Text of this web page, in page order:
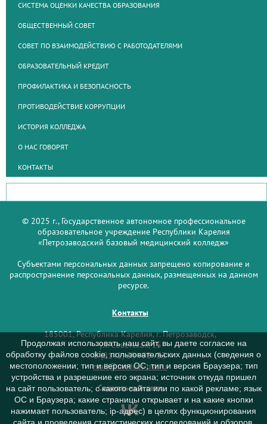
СИСТЕМА ОЦЕНКИ КАЧЕСТВА ОБРАЗОВАНИЯ
ОБЩЕСТВЕННЫЙ СОВЕТ
СОВЕТ ПО ВЗАИМОДЕЙСТВИЮ С РАБОТОДАТЕЛЯМИ
ОБРАЗОВАТЕЛЬНЫЙ КРЕДИТ
ПРОФИЛАКТИКА И БЕЗОПАСНОСТЬ
ПРОТИВОДЕЙСТВИЕ КОРРУПЦИИ
ИСТОРИЯ КОЛЛЕДЖА
О НАС ГОВОРЯТ
КОНТАКТЫ
© 2025 г., Государственное автономное профессиональное
образовательное учреждение Республики Карелия
«Петрозаводский базовый медицинский колледж»
Субъектами персональных данных запрещено копирование и
распространение персональных данных, размещенных на данном
ресурсе.
Контакты
185001, Республика Карелия, г. Петрозаводск,
ул. Советская, 15
8 (8142) 59–93–33
mail@medcol-ptz.ru
Социальные сети
Продолжая использовать наш сайт, вы даете согласие на
обработку файлов cookie, пользовательских данных (сведения о
местоположении; тип и версия ОС; тип и версия Браузера; тип
устройства и разрешение его экрана; источник откуда пришел
на сайт пользователь; с какого сайта или по какой рекламе; язык
ОС и Браузера; какие страницы открывает и на какие кнопки
нажимает пользователь; ip-адрес) в целях функционирования